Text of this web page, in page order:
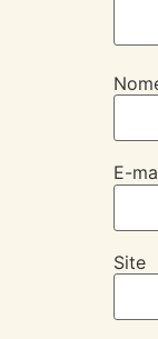
E-
Site